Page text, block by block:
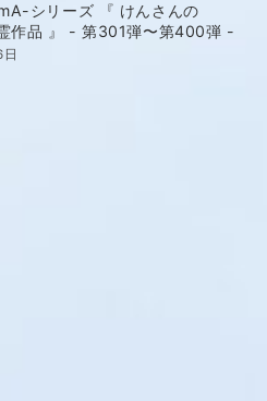
シリーズ 『 けんさんの
作品 』 - 第301弾〜第400弾 -